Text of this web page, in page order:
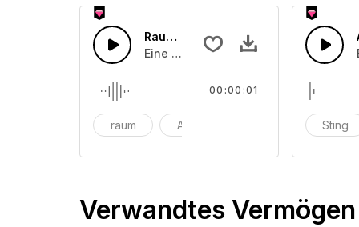
Raumschiff Interface
Eine futuristische
raum Alien
00:00:01
Sting
Verwandtes Vermögen